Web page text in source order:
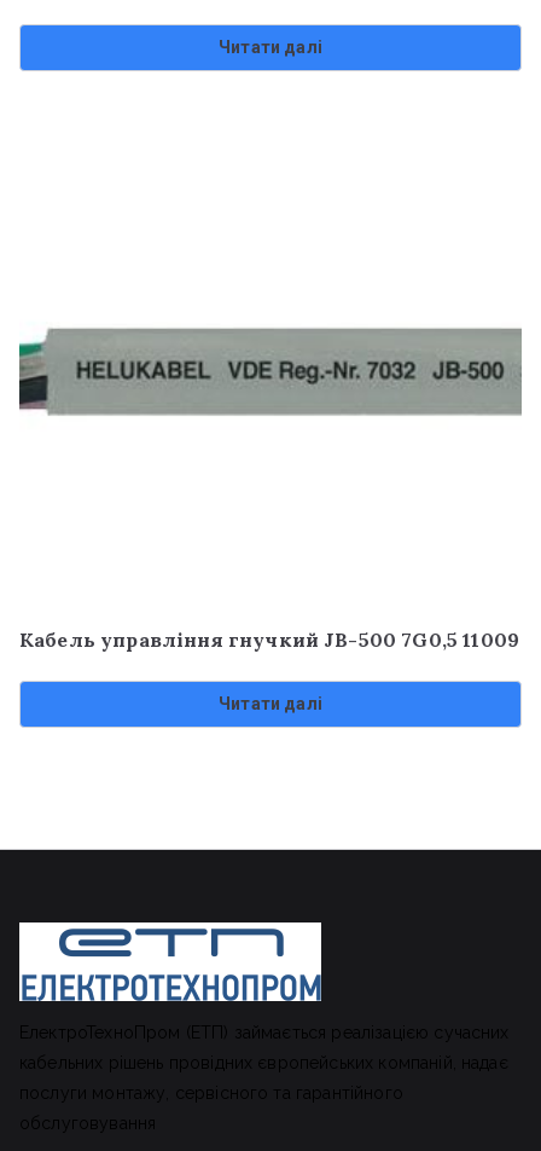
Читати далі
Кабель управління гнучкий JB-500 7G0,5 11009
Читати далі
ЕлектроТехноПром (ЕТП) займається реалізацією сучасних
кабельних рішень провідних європейських компаній, надає
послуги монтажу, сервісного та гарантійного
обслуговування